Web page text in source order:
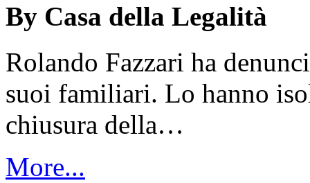
By Casa della Legalità
Rolando Fazzari ha
suoi familiari. Lo hanno
chiusura della…
More...